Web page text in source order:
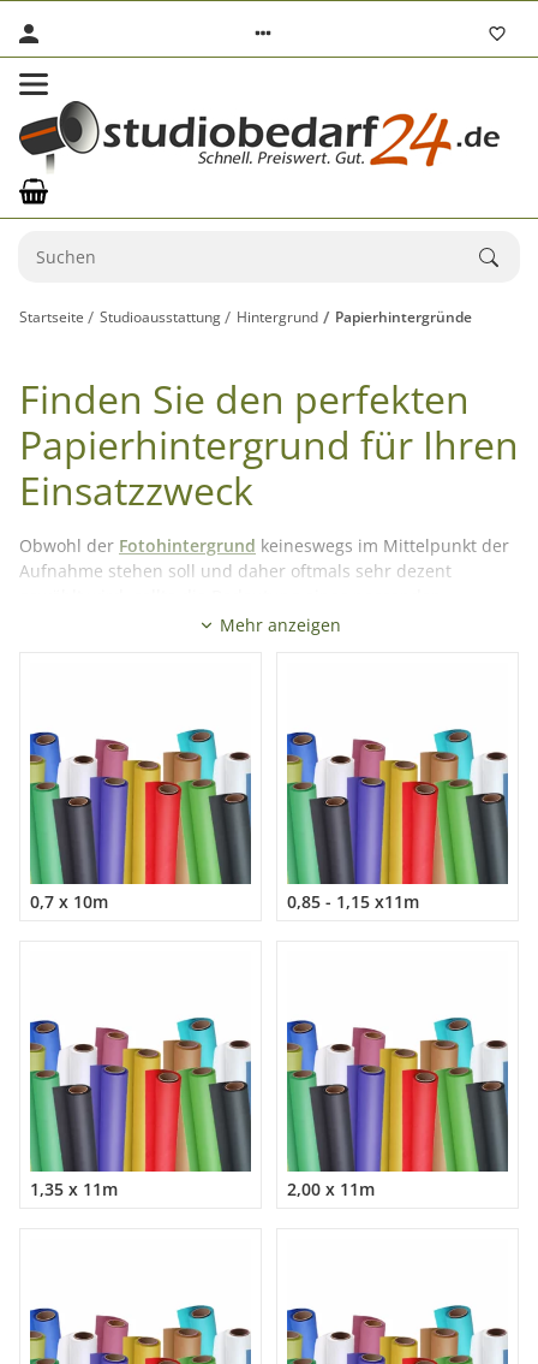
Startseite Studioausstattung Hintergrund Papierhintergründe
Finden Sie den perfekten
Papierhintergrund für Ihren
Einsatzzweck
Obwohl der Fotohintergrund keineswegs im Mittelpunkt der
Aufnahme stehen soll und daher oftmals sehr dezent
Hintergrundes nicht unterschätzt werden. Um eine optimale
harmonische Einheit mit Ihrem Model oder dem zu
fotografierenden Produkt und unterstützt bei einer
gekonnten Farbwahl die Aussage Ihres Fotos.
Mehr lesen
Mehr anzeigen
0,7 x 10m 0,85 - 1,15 x11m
1,35 x 11m 2,00 x 11m